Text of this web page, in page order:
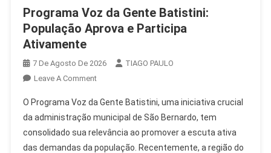
Programa Voz da Gente Batistini:
População Aprova e Participa
Ativamente
7 De Agosto De 2026
TIAGO PAULO
Leave A CommentOn
Voz
Da
Gente
Batistini:
O Programa Voz da Gente Batistini, uma iniciativa crucial
da administração municipal de São Bernardo, tem
consolidado sua relevância ao promover a escuta ativa
das demandas da população. Recentemente, a região do